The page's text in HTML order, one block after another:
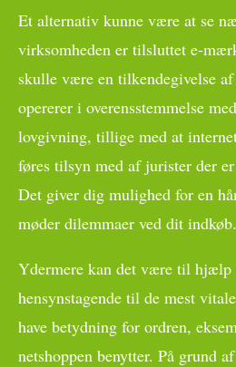
Et alternativ kunne være at se
virksomheden er tilsluttet e-
skulle være en tilkendegivelse
opererer i overensstemmelse
lovgivning, tillige med at
føres tilsyn med af jurister der
Det giver dig mulighed for en
møder dilemmaer ved dit indkøb.
Ydermere kan det være til hjælp
hensynstagende til de mest
have betydning for ordren,
netshoppen benytter. På grund